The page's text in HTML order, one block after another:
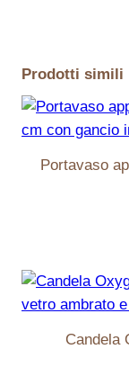
Prodotti simili
Portavaso
Candela